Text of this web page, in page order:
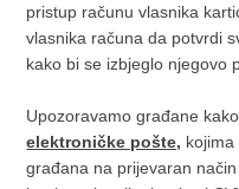
pristup računu vlasnika
vlasnika računa da potvrdi
kako bi se izbjeglo njegovo
Upozoravamo građane
elektroničke pošte,
građana na prijevaran